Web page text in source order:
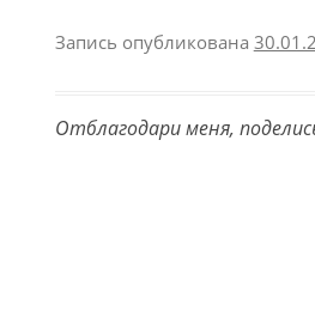
Запись опубликована
Отблагодари меня,